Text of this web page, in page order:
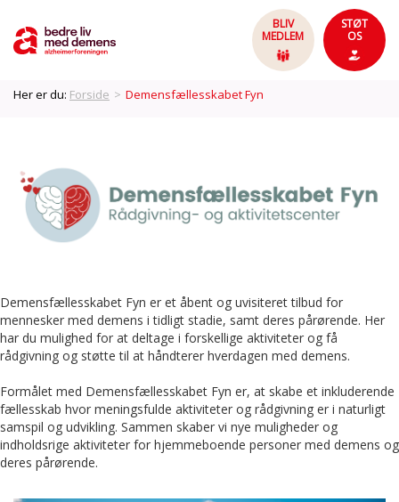
BLIV
MEDLEM
STØT
OS
Her er du: Forside > Demensfællesskabet Fyn
Demensfællesskabet Fyn er et åbent og uvisiteret tilbud for
mennesker med demens i tidligt stadie, samt deres pårørende. Her
har du mulighed for at deltage i forskellige aktiviteter og få
rådgivning og støtte til at håndterer hverdagen med demens.
Formålet med Demensfællesskabet Fyn er, at skabe et inkluderende
fællesskab hvor meningsfulde aktiviteter og rådgivning er i naturligt
samspil og udvikling. Sammen skaber vi nye muligheder og
indholdsrige aktiviteter for hjemmeboende personer med demens og
deres pårørende.